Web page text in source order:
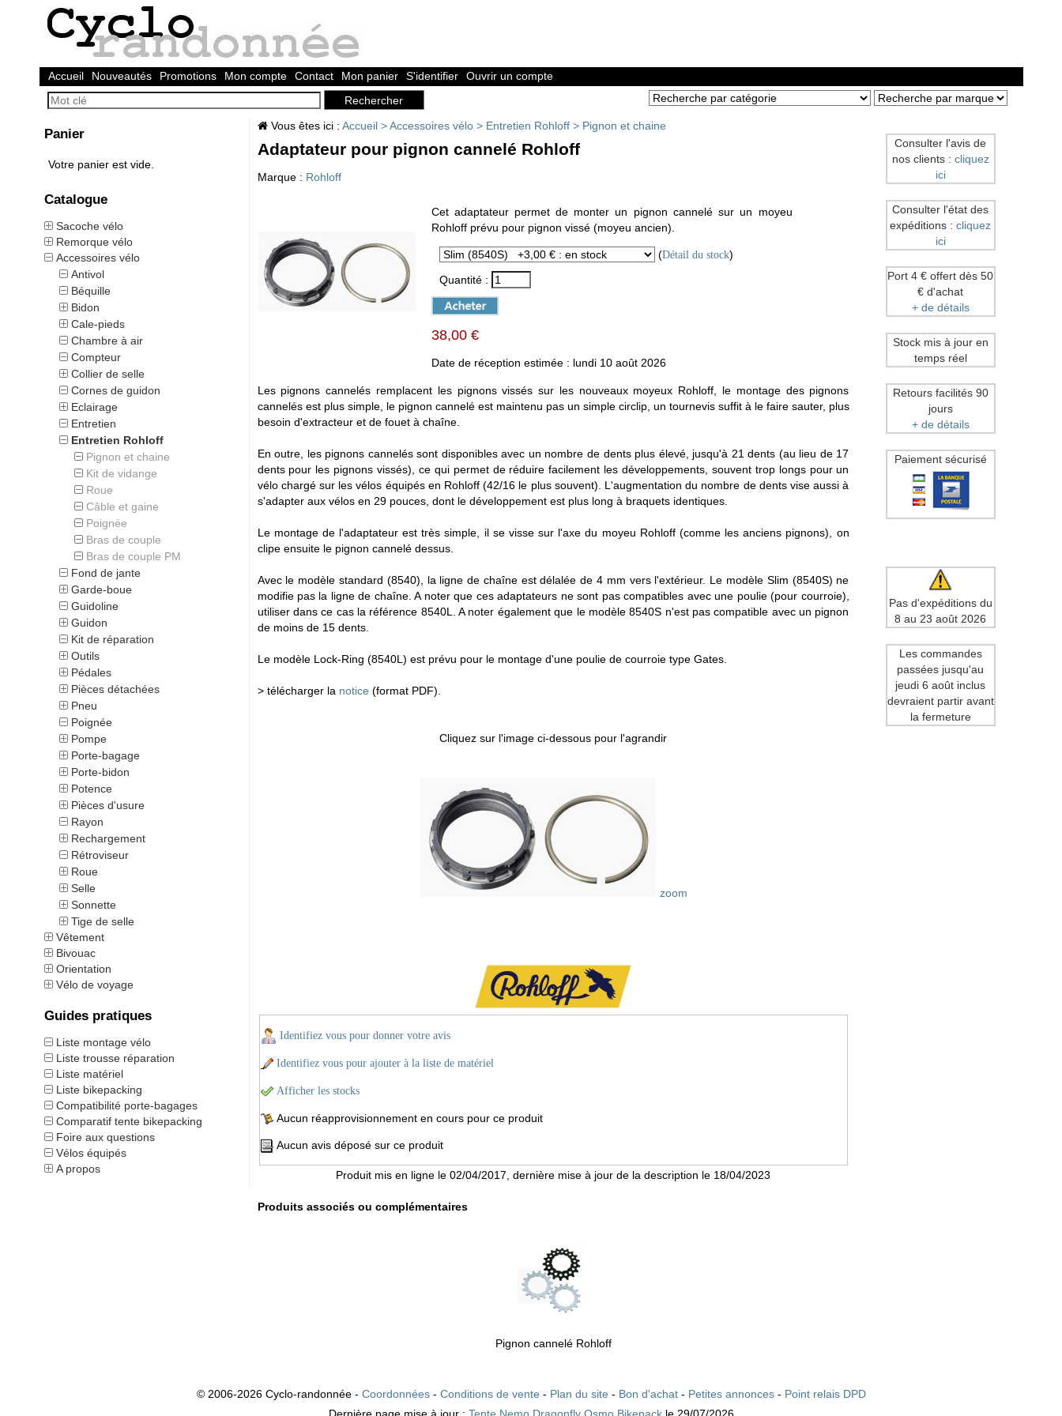
Accueil Nouveautés Promotions Mon compte Contact Mon panier S'identifier Ouvrir un compte
Panier
Votre panier est vide.
Catalogue
Sacoche vélo
Remorque vélo
Accessoires vélo
Antivol
Béquille
Bidon
Cale-pieds
Chambre à air
Compteur
Collier de selle
Cornes de guidon
Eclairage
Entretien
Entretien Rohloff
Pignon et chaine
Kit de vidange
Roue
Câble et gaine
Poignée
Bras de couple
Bras de couple PM
Fond de jante
Garde-boue
Guidoline
Guidon
Kit de réparation
Outils
Pédales
Pièces détachées
Pneu
Poignée
Pompe
Porte-bagage
Porte-bidon
Potence
Pièces d'usure
Rayon
Rechargement
Rétroviseur
Roue
Selle
Sonnette
Tige de selle
Vêtement
Bivouac
Orientation
Vélo de voyage
Guides pratiques
Liste montage vélo
Liste trousse réparation
Liste matériel
Liste bikepacking
Compatibilité porte-bagages
Comparatif tente bikepacking
Foire aux questions
Vélos équipés
A propos
Vous êtes ici : Accueil >Accessoires vélo > Entretien Rohloff > Pignon et chaine
Adaptateur pour pignon cannelé Rohloff
Marque : Rohloff
Cet adaptateur permet de monter un pignon cannelé sur un moyeu
Rohloff prévu pour pignon vissé (moyeu ancien).
(Détail du stock)
Quantité :
38,00 €
Date de réception estimée : lundi 10 août 2026
Les pignons cannelés remplacent les pignons vissés sur les nouveaux moyeux Rohloff, le montage des pignons
cannelés est plus simple, le pignon cannelé est maintenu pas un simple circlip, un tournevis suffit à le faire sauter, plus
besoin d'extracteur et de fouet à chaîne.
En outre, les pignons cannelés sont disponibles avec un nombre de dents plus élevé, jusqu'à 21 dents (au lieu de 17
dents pour les pignons vissés), ce qui permet de réduire facilement les développements, souvent trop longs pour un
vélo chargé sur les vélos équipés en Rohloff (42/16 le plus souvent). L'augmentation du nombre de dents vise aussi à
s'adapter aux vélos en 29 pouces, dont le développement est plus long à braquets identiques.
Le montage de l'adaptateur est très simple, il se visse sur l'axe du moyeu Rohloff (comme les anciens pignons), on
clipe ensuite le pignon cannelé dessus.
Avec le modèle standard (8540), la ligne de chaîne est délalée de 4 mm vers l'extérieur. Le modèle Slim (8540S) ne
modifie pas la ligne de chaîne. A noter que ces adaptateurs ne sont pas compatibles avec une poulie (pour courroie),
utiliser dans ce cas la référence 8540L. A noter également que le modèle 8540S n'est pas compatible avec un pignon
de moins de 15 dents.
Le modèle Lock-Ring (8540L) est prévu pour le montage d'une poulie de courroie type Gates.
> télécharger la notice (format PDF).
Cliquez sur l'image ci-dessous pour l'agrandir
zoom
Identifiez vous pour donner votre avis
Identifiez vous pour ajouter à la liste de matériel
Afficher les stocks
Aucun réapprovisionnement en cours pour ce produit
Aucun avis déposé sur ce produit
Produit mis en ligne le 02/04/2017, dernière mise à jour de la description le 18/04/2023
Produits associés ou complémentaires
Pignon cannelé Rohloff
Consulter l'avis de
nos clients : cliquez
ici
Consulter l'état des
expéditions : cliquez
ici
Port 4 € offert dès 50
€ d'achat
+ de détails
Stock mis à jour en
temps réel
Retours facilités 90
jours
+ de détails
Paiement sécurisé
Pas d'expéditions du
8 au 23 août 2026
Les commandes
passées jusqu'au
jeudi 6 août inclus
devraient partir avant
la fermeture
© 2006-2026 Cyclo-randonnée - Coordonnées- Conditions de vente - Plan du site - Bon d'achat- Petites annonces- Point relais DPD